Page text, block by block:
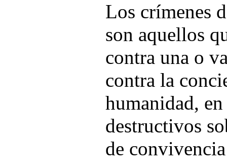
Los crímenes
son aquellos
contra una o
contra la
humanidad,
destructivos
de